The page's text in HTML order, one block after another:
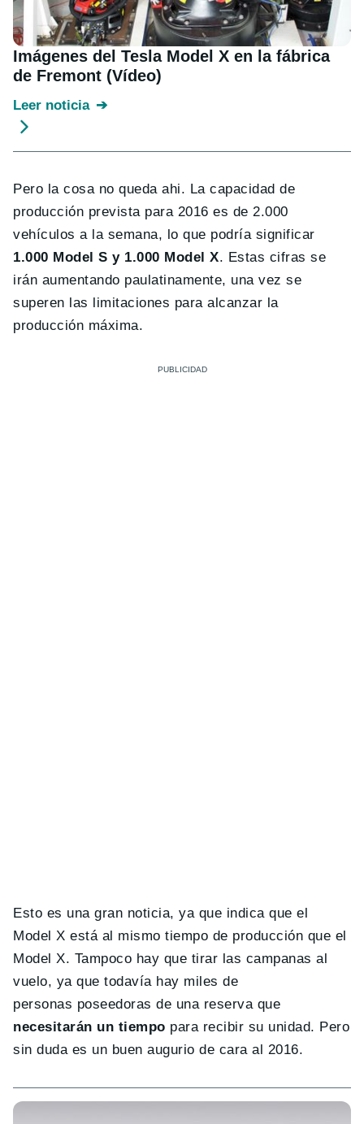
Imágenes del Tesla Model X en la fábrica
de Fremont (Vídeo)
Leer noticia
Pero la cosa no queda ahi. La capacidad de
producción prevista para 2016 es de 2.000
vehículos a la semana, lo que podría significar
1.000 Model S y 1.000 Model X. Estas cifras se
irán aumentando paulatinamente, una vez se
superen las limitaciones para alcanzar la
producción máxima.
Esto es una gran noticia, ya que indica que el
Model X está al mismo tiempo de producción que el
Model X. Tampoco hay que tirar las campanas al
vuelo, ya que todavía hay miles de
personas poseedoras de una reserva que
necesitarán un tiempo para recibir su unidad. Pero
sin duda es un buen augurio de cara al 2016.